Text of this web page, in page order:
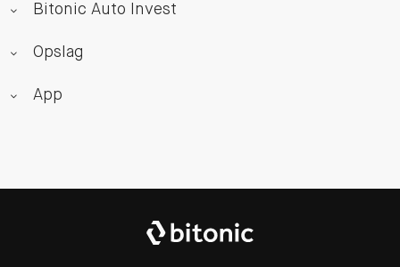
Bitonic Auto Invest
Opslag
App